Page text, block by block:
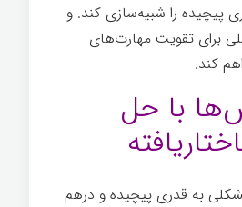
پیچیده را شبیه‌سازی کند. و
برای تقویت مهارت‌های
کند.
با حل
به قدری پیچیده و درهم